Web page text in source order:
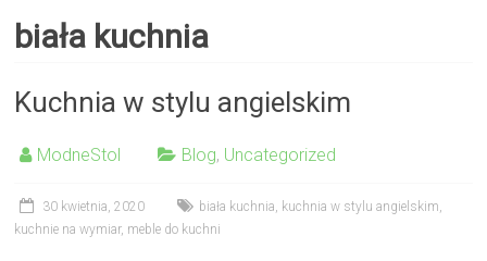
biała kuchnia
Kuchnia w stylu angielskim
ModneStol Blog, Uncategorized
30 kwietnia, 2020 biała kuchnia, kuchnia w stylu angielskim,
kuchnie na wymiar, meble do kuchni